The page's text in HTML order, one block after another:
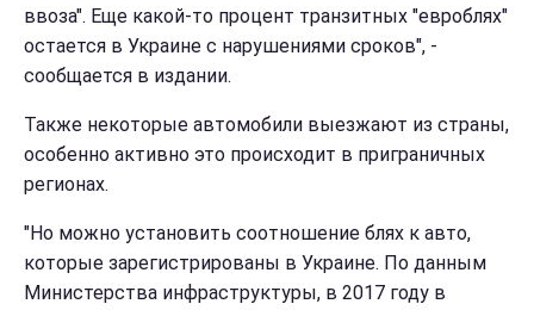
ввоза". Еще какой-то процент транзитных "евроблях"
остается в Украине с нарушениями сроков", -
сообщается в издании.
Также некоторые автомобили выезжают из страны,
особенно активно это происходит в приграничных
регионах.
"Но можно установить соотношение блях к авто,
которые зарегистрированы в Украине. По данным
Министерства инфраструктуры, в 2017 году в